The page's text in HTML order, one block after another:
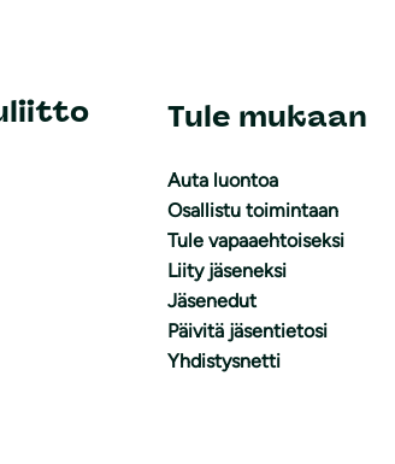
Tule mukaan
Auta luontoa
Osallistu toimintaan
Tule vapaaehtoiseksi
Liity jäseneksi
Jäsenedut
Päivitä jäsentietosi
Yhdistysnetti